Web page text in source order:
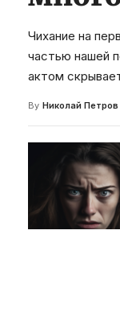
Чихание на
частью нашей
актом
By Николай Петров